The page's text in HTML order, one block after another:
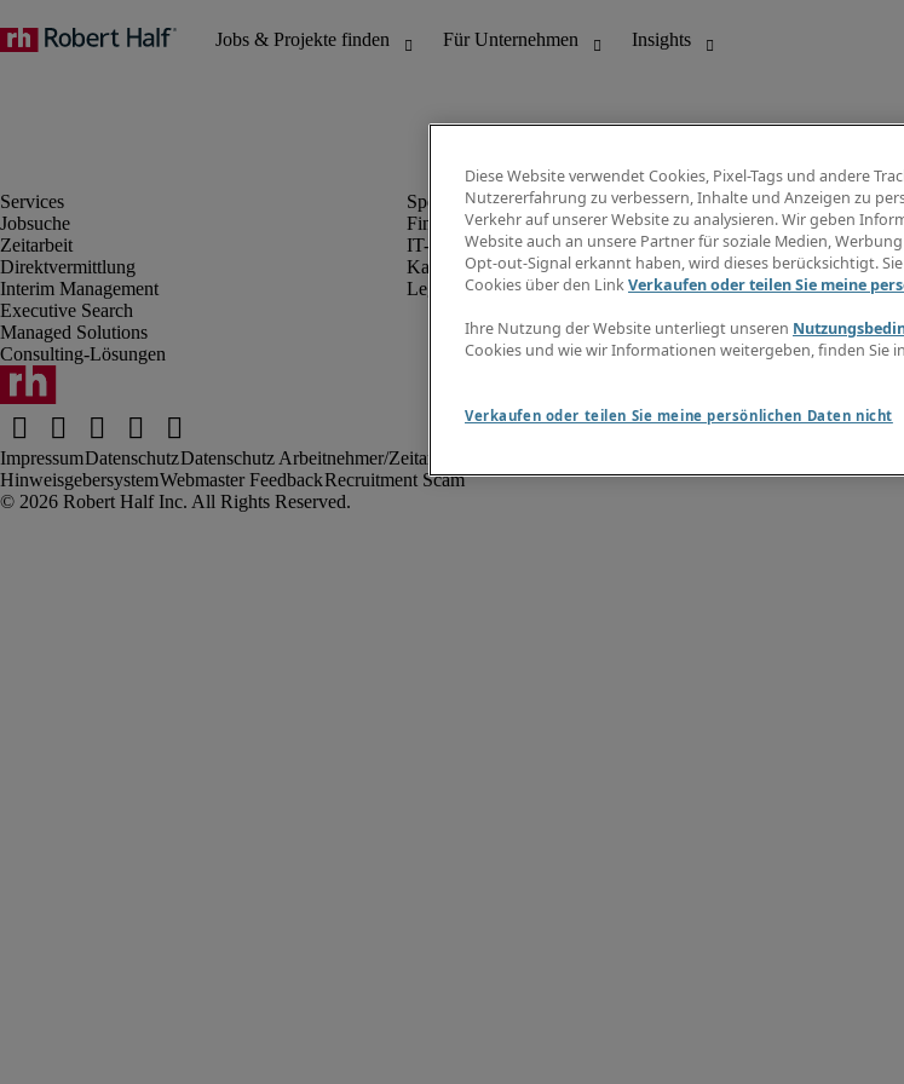
Jobsuche
Zeitarbeit
Direktvermittlung
Interim Management
Executive Search
Managed Solutions
Consulting-Lösungen
Finanz- & Rechnungswesen
IT-Bereich
Kaufmännischer Bereich
Legal
Info Center
E-Learning
ImpressumDatenschutzDatenschutz Arbeitnehmer/Zeitarbeitskräfte
HinweisgebersystemWebmaster FeedbackRecruitment Scam
Diese Website verwendet Cookies, Pixel-Tags und andere
Nutzererfahrung zu verbessern, Inhalte und Anzeigen zu
Verkehr auf unserer Website zu analysieren. Wir geben
Website auch an unsere Partner für soziale Medien,
Opt-out-Signal erkannt haben, wird dieses berücksichtigt.
Cookies über den LinkVerkaufen oder teilen Sie meine
Ihre Nutzung der Website unterliegt unseren
Cookies und wie wir Informationen weitergeben, finden Sie
Verkaufen oder teilen Sie meine persönlichen Daten nicht